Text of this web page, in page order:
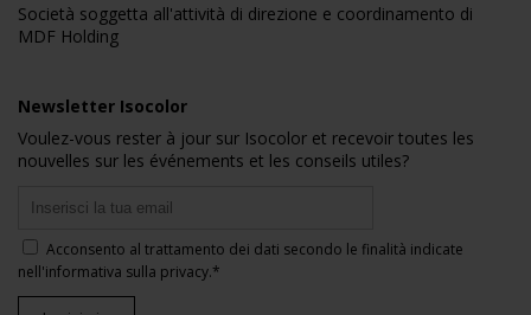
Società soggetta all'attività di direzione e coordinamento di
MDF Holding
Newsletter Isocolor
Voulez-vous rester à jour sur Isocolor et recevoir toutes les
nouvelles sur les événements et les conseils utiles?
Acconsento al trattamento dei dati secondo le finalità indicate
nell'informativa sulla privacy.*